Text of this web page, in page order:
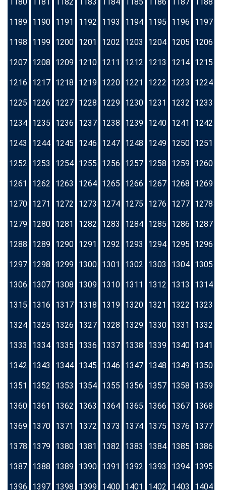
1189 1190 1191 1192 1193 1194 1195 1196 1197
1198 1199 1200 1201 1202 1203 1204 1205 1206
1207 1208 1209 1210 1211 1212 1213 1214 1215
1216 1217 1218 1219 1220 1221 1222 1223 1224
1225 1226 1227 1228 1229 1230 1231 1232 1233
1234 1235 1236 1237 1238 1239 1240 1241 1242
1243 1244 1245 1246 1247 1248 1249 1250 1251
1252 1253 1254 1255 1256 1257 1258 1259 1260
1261 1262 1263 1264 1265 1266 1267 1268 1269
1270 1271 1272 1273 1274 1275 1276 1277 1278
1279 1280 1281 1282 1283 1284 1285 1286 1287
1288 1289 1290 1291 1292 1293 1294 1295 1296
1297 1298 1299 1300 1301 1302 1303 1304 1305
1306 1307 1308 1309 1310 1311 1312 1313 1314
1315 1316 1317 1318 1319 1320 1321 1322 1323
1324 1325 1326 1327 1328 1329 1330 1331 1332
1333 1334 1335 1336 1337 1338 1339 1340 1341
1342 1343 1344 1345 1346 1347 1348 1349 1350
1351 1352 1353 1354 1355 1356 1357 1358 1359
1360 1361 1362 1363 1364 1365 1366 1367 1368
1369 1370 1371 1372 1373 1374 1375 1376 1377
1378 1379 1380 1381 1382 1383 1384 1385 1386
1387 1388 1389 1390 1391 1392 1393 1394 1395
1396 1397 1398 1399 1400 1401 1402 1403 1404